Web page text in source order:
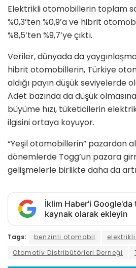
Elektrikli otomobillerin toplam
%0,3’ten %0,9’a ve hibrit
%8,5’ten %9,7’ye çıktı.
Veriler, dünyada da
hibrit otomobillerin, Türkiye
aldığı payın düşük seviyelerde
Adet bazında da düşük
büyüme hızı, tüketicilerin
ilgisini ortaya koyuyor.
“Yeşil otomobillerin” pazardan
dönemlerde Togg’un pazara
gelişmelerle birlikte daha da
İklim Haber'i Google'da
kaynak olarak ekleyin
Tags: benzinli otomobil
Otomotiv Distribütörleri Derneği